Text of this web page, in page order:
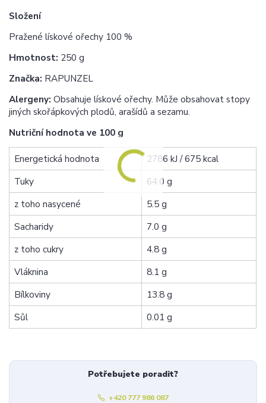
Složení
Pražené lískové ořechy 100 %
Hmotnost: 250 g
Značka: RAPUNZEL
Alergeny: Obsahuje lískové ořechy. Může obsahovat stopy
jiných skořápkových plodů, arašídů a sezamu.
Nutriční hodnota ve 100 g
Energetická hodnota
2786 kJ / 675 kcal
Tuky
64.0 g
z toho nasycené
5.5 g
Sacharidy
7.0 g
z toho cukry
4.8 g
Vláknina
8.1 g
Bílkoviny
13.8 g
Sůl
0.01 g
Potřebujete poradit?
+420 777 986 087